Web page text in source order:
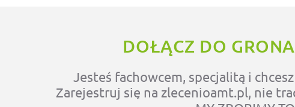
DOŁĄCZ DO
Jesteś fachowcem, specjalitą i
Zarejestruj się na zlecenioamt.pl, nie